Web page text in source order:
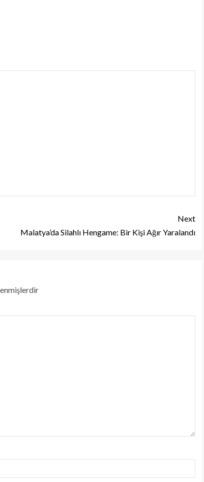
Next
Malatya’da Silahlı Hengame: Bir Kişi Ağır Yaralandı